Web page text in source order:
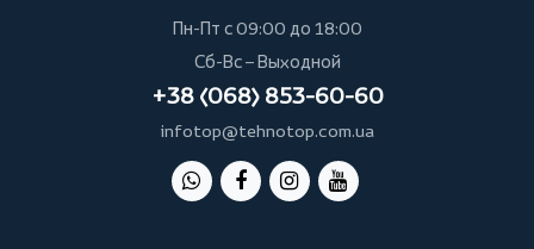
Пн-Пт с 09:00 до 18:00
Сб-Вс – Выходной
+38 (068) 853-60-60
infotop@tehnotop.com.ua